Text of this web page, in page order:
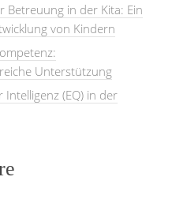
Betreuung in der Kita: Ein
von Kindern
Unterstützung
(EQ) in der